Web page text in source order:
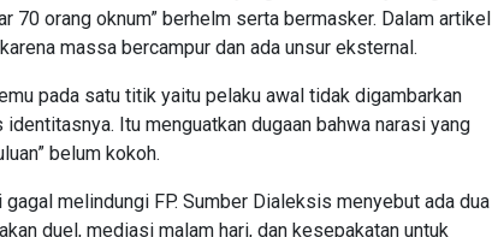
70 orang oknum” berhelm serta bermasker. Dalam artikel
massa bercampur dan ada unsur eksternal.
pada satu titik yaitu pelaku awal tidak digambarkan
Itu menguatkan dugaan bahwa narasi yang
belum kokoh.
melindungi FP. Sumber Dialeksis menyebut ada dua
duel, mediasi malam hari, dan kesepakatan untuk